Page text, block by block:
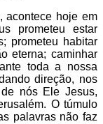
acontece hoje em
prometeu estar
prometeu habitar
eterna; caminhar
toda a nossa
direção, nos
nós Ele Jesus,
O túmulo
palavras não faz